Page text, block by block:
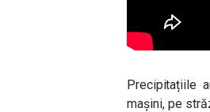
Precipitațiile
mașini, pe